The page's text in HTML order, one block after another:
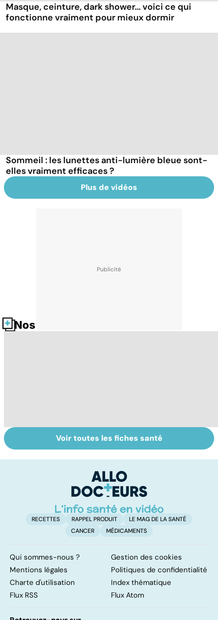
Masque, ceinture, dark shower... voici ce qui
fonctionne vraiment pour mieux dormir
Sommeil : les lunettes anti-lumière bleue sont-
elles vraiment efficaces ?
Plus de vidéos
Nos fiches santé
Automne-hiver,
le temps de la
Narcolepsie : des
crises de
involontaires
Voir toutes les fiches santé
RECETTES RAPPEL PRODUIT
LE MAG DE LA SANTÉ
CANCER
MÉDICAMENTS
Qui sommes-nous ?
Gestion des cookies
Mentions légales
Politiques de confidentialité
Charte d'utilisation
Index thématique
Flux RSS
Flux Atom